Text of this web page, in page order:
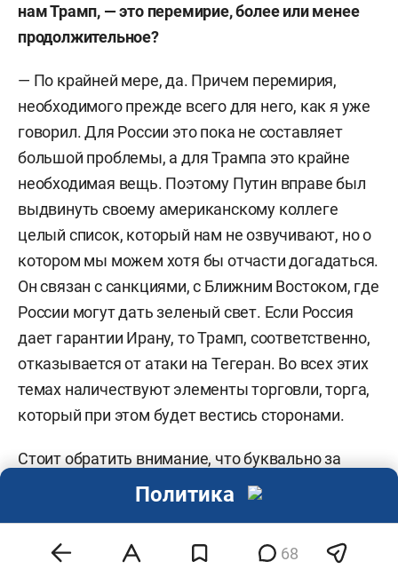
нам Трамп, — это перемирие, более или менее
продолжительное?
— По крайней мере, да. Причем перемирия,
необходимого прежде всего для него, как я уже
говорил. Для России это пока не составляет
большой проблемы, а для Трампа это крайне
необходимая вещь. Поэтому Путин вправе был
выдвинуть своему американскому коллеге
целый список, который нам не озвучивают, но о
котором мы можем хотя бы отчасти догадаться.
Он связан с санкциями, с Ближним Востоком, где
России могут дать зеленый свет. Если Россия
дает гарантии Ирану, то Трамп, соответственно,
отказывается от атаки на Тегеран. Во всех этих
темах наличествуют элементы торговли, торга,
который при этом будет вестись сторонами.
Стоит обратить внимание, что буквально за
несколько часов до разговора с Дональдом
«президентом переходного периода» Сирийской
68
Политика